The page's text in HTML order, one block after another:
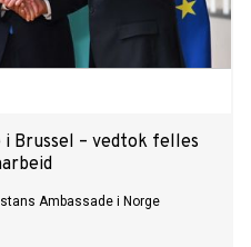
Brussel – vedtok felles
Ambassade i Norge